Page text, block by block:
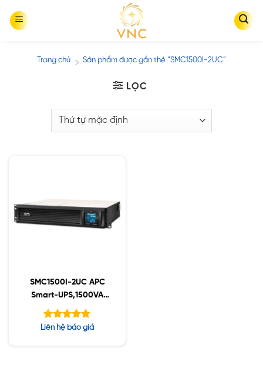
Trang chủ / Sản phẩm được gắn thẻ “SMC1500I-2UC”
LỌC
SMC1500I-2UC APC
Smart-UPS,1500VA
Rack Mount, LCD 230V
Được xếp
Liên hệ báo giá